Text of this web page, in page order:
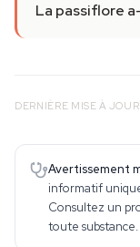
La passiflore
DERNIÈRE MISE À
Avertissement
informatif
Consultez un
toute substance.